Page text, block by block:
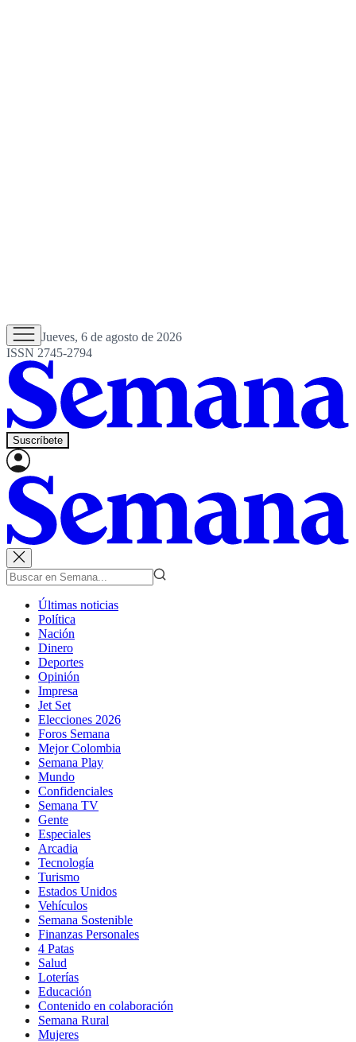
Jueves, 6 de agosto de 2026
ISSN 2745-2794
Suscríbete
Últimas noticias
Política
Nación
Dinero
Deportes
Opinión
Impresa
Jet Set
Elecciones 2026
Foros Semana
Mejor Colombia
Semana Play
Mundo
Confidenciales
Semana TV
Gente
Especiales
Arcadia
Tecnología
Turismo
Estados Unidos
Vehículos
Semana Sostenible
Finanzas Personales
4 Patas
Salud
Loterías
Educación
Contenido en colaboración
Semana Rural
Mujeres